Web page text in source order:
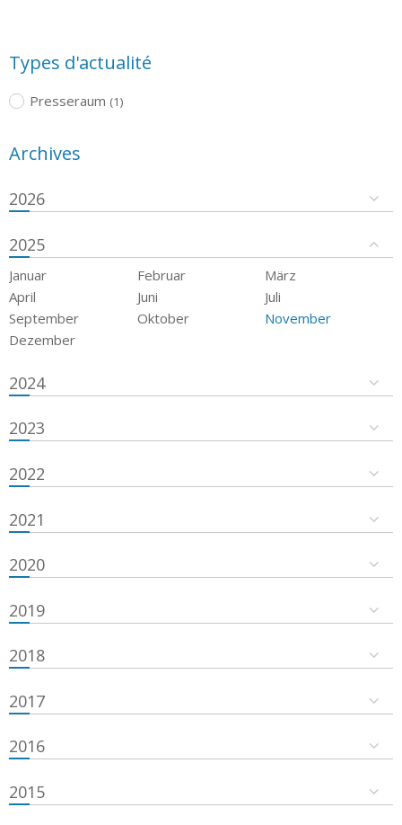
Types d'actualité
Presseraum (1)
Archives
2026
2025
Januar Februar
März
April
Juni
Juli
September
Oktober
November
Dezember
2024
2023
2022
2021
2020
2019
2018
2017
2016
2015